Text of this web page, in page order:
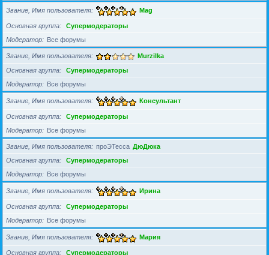
Звание, Имя пользователя Mag
Основная группа
Супермодераторы
Модератор
Все форумы
Звание, Имя пользователя Murzilka
Основная группа
Супермодераторы
Модератор
Все форумы
Звание, Имя пользователя Консультант
Основная группа
Супермодераторы
Модератор
Все форумы
Звание, Имя пользователя проЭТесса ДюДюка
Основная группа
Супермодераторы
Модератор
Все форумы
Звание, Имя пользователя Ирина
Основная группа
Супермодераторы
Модератор
Все форумы
Звание, Имя пользователя Мария
Основная группа Супермодераторы